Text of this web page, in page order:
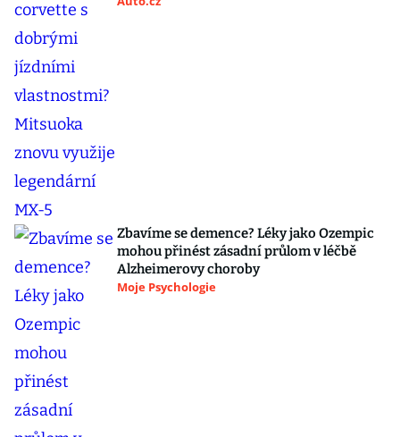
Zbavíme se demence? Léky jako Ozempic
mohou přinést zásadní průlom v léčbě
Alzheimerovy choroby
Moje Psychologie